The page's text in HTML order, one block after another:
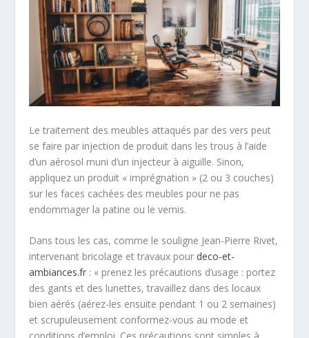
Le traitement des meubles attaqués par des vers peut
se faire par injection de produit dans les trous à l’aide
d’un aérosol muni d’un injecteur à aiguille. Sinon,
appliquez un produit « imprégnation » (2 ou 3 couches)
sur les faces cachées des meubles pour ne pas
endommager la patine ou le vernis.
Dans tous les cas, comme le souligne Jean-Pierre Rivet,
intervenant bricolage et travaux pour deco-et-
ambiances.fr : « prenez les précautions d’usage : portez
des gants et des lunettes, travaillez dans des locaux
bien aérés (aérez-les ensuite pendant 1 ou 2 semaines)
et scrupuleusement conformez-vous au mode et